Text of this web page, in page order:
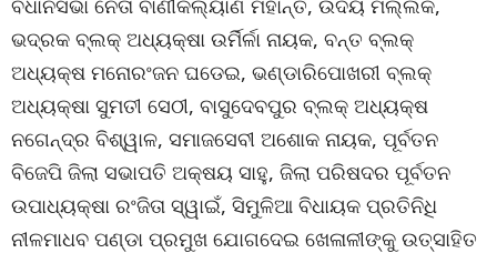
ବିଧାନସଭା ନେତା ବାଣୀକଲ୍ୟାଣ ମହାନ୍ତି, ଉଦୟ ମଲ୍ଲିକ,
ଭଦ୍ରକ ବ୍ଲକ୍ ଅଧ୍ୟକ୍ଷା ଉର୍ମିର୍ଳା ନାୟକ, ବନ୍ତ ବ୍ଲକ୍
ଅଧ୍ୟକ୍ଷ ମନୋରଂଜନ ଘଡେଇ, ଭଣ୍ଡାରିପୋଖରୀ ବ୍ଲକ୍
ଅଧ୍ୟକ୍ଷା ସୁମତୀ ସେଠୀ, ବାସୁଦେବପୁର ବ୍ଲକ୍ ଅଧ୍ୟକ୍ଷ
ନଗେନ୍ଦ୍ର ବିଶ୍ୱାଳ, ସମାଜସେବୀ ଅଶୋକ ନାୟକ, ପୂର୍ବତନ
ବିଜେପି ଜିଲା ସଭାପତି ଅକ୍ଷୟ ସାହୁ, ଜିଲା ପରିଷଦର ପୂର୍ବତନ
ଉପାଧ୍ୟକ୍ଷା ରଂଜିତା ସ୍ୱାଇଁ, ସିମୁଳିଆ ବିଧାୟକ ପ୍ରତିନିଧି
ନୀଳମାଧବ ପଣ୍ଡା ପ୍ରମୁଖ ଯୋଗଦେଇ ଖେଳାଳୀଙ୍କୁ ଉତ୍ସାହିତ